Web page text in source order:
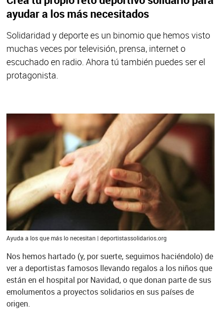
ayudar a los más necesitados
Solidaridad y deporte es un binomio que hemos visto
muchas veces por televisión, prensa, internet o
escuchado en radio. Ahora tú también puedes ser el
protagonista.
Ayuda a los que más lo necesitan | deportistassolidarios.org
Nos hemos hartado (y, por suerte, seguimos haciéndolo) de
ver a deportistas famosos llevando regalos a los niños que
están en el hospital por Navidad, o que donan parte de sus
emolumentos a proyectos solidarios en sus países de
origen.